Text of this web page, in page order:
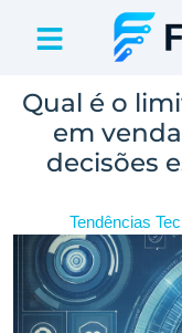
Qual é o
em
decisões
Tendências